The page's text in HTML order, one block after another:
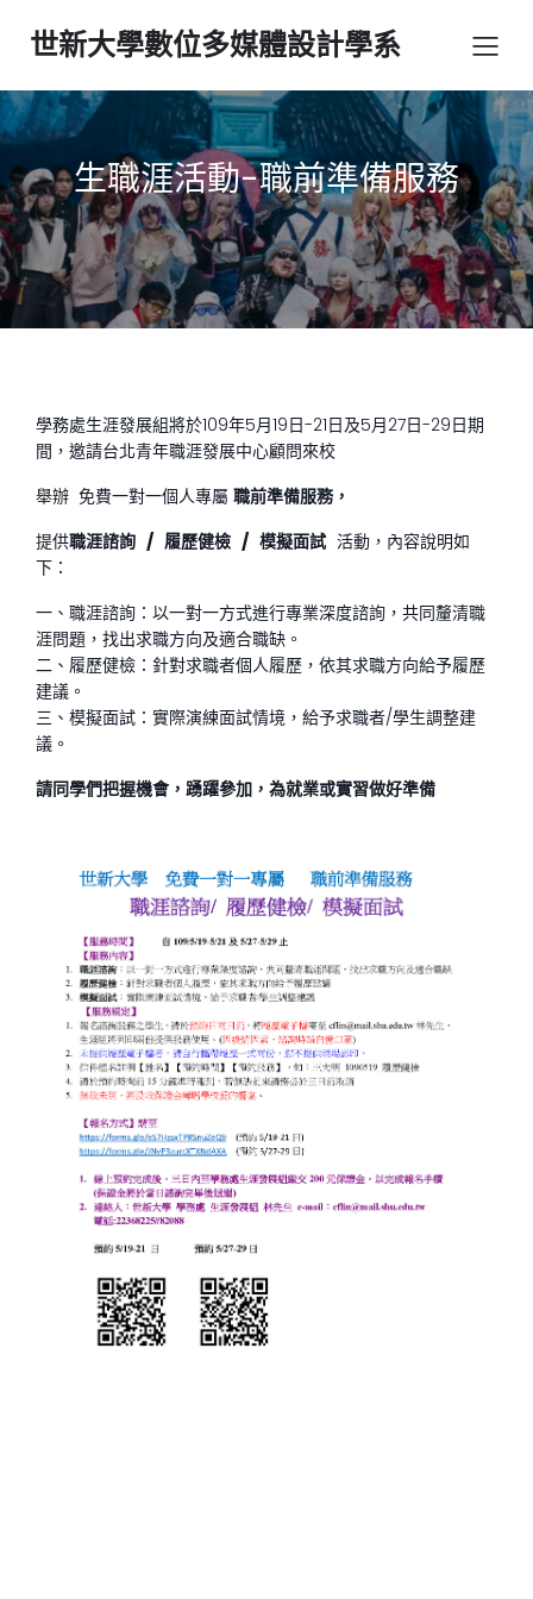
世新大學數位多媒體設計學系
生職涯活動-職前準備服務
學務處生涯發展組將於109年5月19日-21日及5月27日-29日期
間，邀請台北青年職涯發展中心顧問來校
舉辦 免費一對一個人專屬 職前準備服務，
提供職涯諮詢 / 履歷健檢 / 模擬面試 活動，內容說明如
下：
一、職涯諮詢：以一對一方式進行專業深度諮詢，共同釐清職
涯問題，找出求職方向及適合職缺。
二、履歷健檢：針對求職者個人履歷，依其求職方向給予履歷
建議。
三、模擬面試：實際演練面試情境，給予求職者/學生調整建
議。
請同學們把握機會，踴躍參加，為就業或實習做好準備